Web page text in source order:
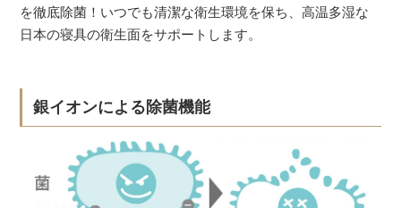
を徹底除菌！いつでも清潔な衛生環境を保ち、高温多湿な
日本の寝具の衛生面をサポートします。
銀イオンによる除菌機能